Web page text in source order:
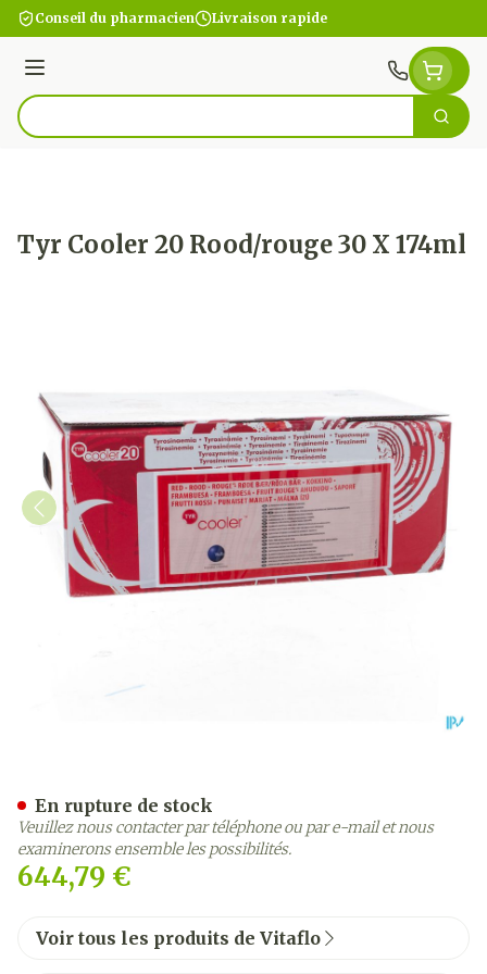
Aller au contenu
Conseil du pharmacien Livraison rapide
Menu
Rechercher
Tyr Cooler 20 Rood/rouge 30 X 174ml
644,79 €
En rupture de stock
Veuillez nous contacter par téléphone ou par e-mail et nous
examinerons ensemble les possibilités.
Voir tous les produits de Vitaflo